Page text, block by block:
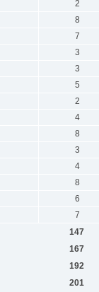
2
8
7
3
3
5
2
4
8
3
4
8
6
7
147
167
192
201